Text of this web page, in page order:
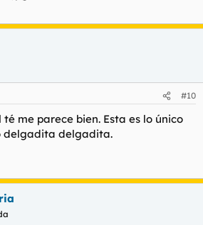
#10
me parece bien. Esta es lo único
delgadita delgadita.